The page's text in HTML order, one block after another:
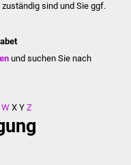
sind und Sie ggf.
und suchen Sie nach
W X Y Z